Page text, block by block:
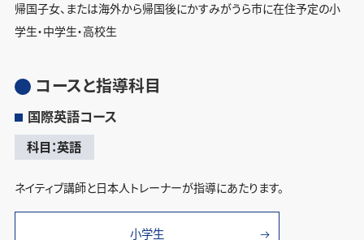
帰国子女、または海外から帰国後にかすみがうら市に在住予定の小
学生・中学生・高校生
コースと指導科目
国際英語コース
科目：英語
ネイティブ講師と日本人トレーナーが指導にあたります。
小学生